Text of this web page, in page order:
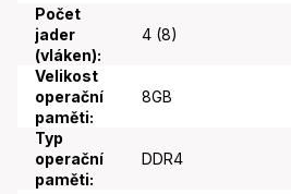
Počet
jader
(vláken):
4 (8)
Velikost
operační
paměti:
8GB
Typ
operační
paměti:
DDR4